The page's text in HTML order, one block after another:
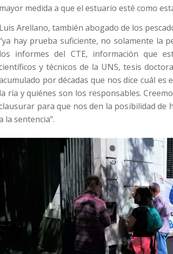
mayor medida a que el estuario esté como
Luis Arellano, también abogado de los
hay prueba suficiente, no solamente la
los informes del CTE, información que
y técnicos de la UNS, tesis
por décadas que nos dice cuál es
la ría y quiénes son los responsables.
para que nos den la posibilidad de
la sentencia”.